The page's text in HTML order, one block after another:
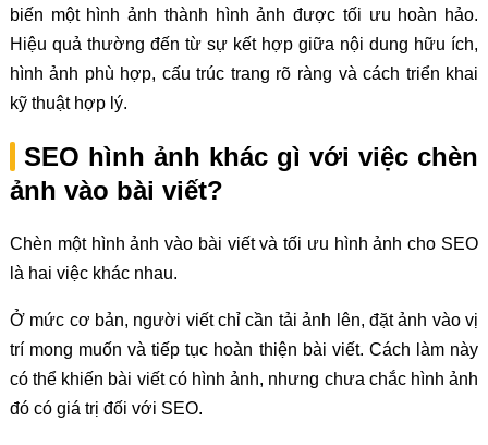
biến một hình ảnh thành hình ảnh được tối ưu hoàn hảo.
Hiệu quả thường đến từ sự kết hợp giữa nội dung hữu ích,
hình ảnh phù hợp, cấu trúc trang rõ ràng và cách triển khai
kỹ thuật hợp lý.
SEO hình ảnh khác gì với việc chèn
ảnh vào bài viết?
Chèn một hình ảnh vào bài viết và tối ưu hình ảnh cho SEO
là hai việc khác nhau.
Ở mức cơ bản, người viết chỉ cần tải ảnh lên, đặt ảnh vào vị
trí mong muốn và tiếp tục hoàn thiện bài viết. Cách làm này
có thể khiến bài viết có hình ảnh, nhưng chưa chắc hình ảnh
đó có giá trị đối với SEO.